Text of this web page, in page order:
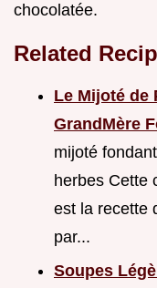
chocolatée.
Related
Le Mijoté de
GrandMère
mijoté
herbes Cette
est la recette
par...
Soupes